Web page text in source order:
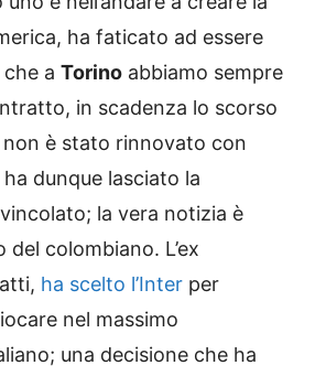
ha faticato ad essere
a Torino abbiamo sempre
in scadenza lo scorso
è stato rinnovato con
ha dunque lasciato la
la vera notizia è
colombiano. L’ex
ha scelto l’Inter per
nel massimo
una decisione che ha